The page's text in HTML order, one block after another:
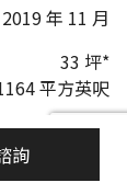
2019 年 11 月
33 坪*
平方英呎
有
1312
詢